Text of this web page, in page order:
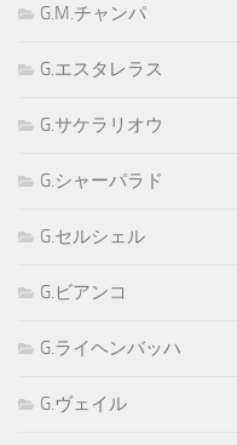
G.M.チャンパ
G.エスタレラス
G.サケラリオウ
G.シャーパラド
G.セルシェル
G.ビアンコ
G.ライヘンバッハ
G.ヴェイル